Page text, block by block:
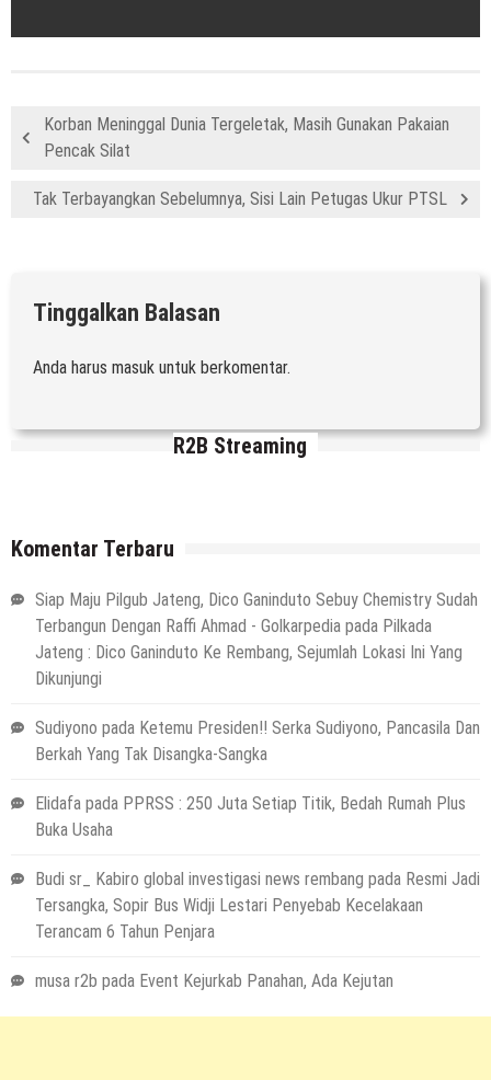
Korban Meninggal Dunia Tergeletak, Masih Gunakan Pakaian
Pencak Silat
Tak Terbayangkan Sebelumnya, Sisi Lain Petugas Ukur PTSL
Tinggalkan Balasan
Anda harus masuk untuk berkomentar.
R2B Streaming
Komentar Terbaru
Siap Maju Pilgub Jateng, Dico Ganinduto Sebuy Chemistry Sudah
Terbangun Dengan Raffi Ahmad - Golkarpedia pada Pilkada
Jateng : Dico Ganinduto Ke Rembang, Sejumlah Lokasi Ini Yang
Dikunjungi
Sudiyono pada Ketemu Presiden!! Serka Sudiyono, Pancasila Dan
Berkah Yang Tak Disangka-Sangka
Elidafa pada PPRSS : 250 Juta Setiap Titik, Bedah Rumah Plus
Buka Usaha
Budi sr_ Kabiro global investigasi news rembang pada Resmi Jadi
Tersangka, Sopir Bus Widji Lestari Penyebab Kecelakaan
Terancam 6 Tahun Penjara
musa r2b pada Event Kejurkab Panahan, Ada Kejutan